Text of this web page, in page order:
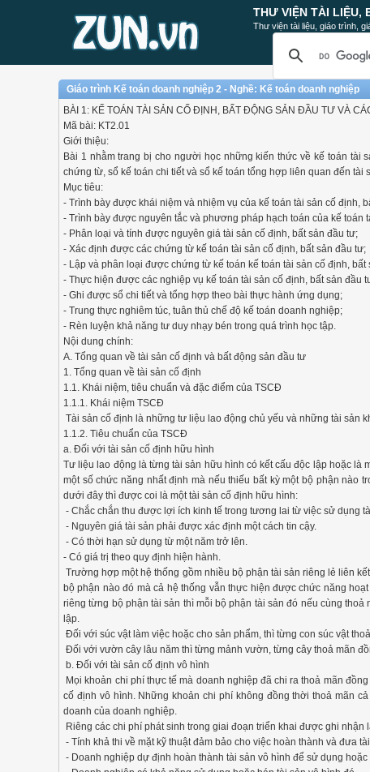
THƯ VIỆN TÀI LIỆU,
Thư viện tài liệu, giáo trình,
Giáo trình Kế toán doanh nghiệp 2 - Nghề: Kế toán doanh nghiệp
BÀI 1: KẾ TOÁN TÀI SẢN CỐ ĐỊNH, BẤT ĐỘNG SẢN ĐẦU TƯ VÀ
Mã bài: KT2.01
Giới thiệu:
Bài 1 nhằm trang bị cho người học những kiến thức về kế toán tài
chứng từ, sổ kế toán chi tiết và sổ kế toán tổng hợp liên quan đến
Mục tiêu:
- Trình bày được khái niệm và nhiệm vụ của kế toán tài sản cố định,
- Trình bày được nguyên tắc và phương pháp hạch toán của kế toán
- Phân loại và tính được nguyên giá tài sản cố định, bất sản đầu tư;
- Xác định được các chứng từ kế toán tài sản cố định, bất sản đầu tư;
- Lập và phân loại được chứng từ kế toán kế toán tài sản cố định, bất
- Thực hiện được các nghiệp vụ kế toán tài sản cố định, bất sản đầu
- Ghi được sổ chi tiết và tổng hợp theo bài thực hành ứng dụng;
- Trung thực nghiêm túc, tuân thủ chế độ kế toán doanh nghiệp;
- Rèn luyện khả năng tư duy nhạy bén trong quá trình học tập.
Nội dung chính:
A. Tổng quan về tài sản cố định và bất động sản đầu tư
1. Tổng quan về tài sản cố định
1.1. Khái niệm, tiêu chuẩn và đặc điểm của TSCĐ
1.1.1. Khái niệm TSCĐ
Tài sản cố định là những tư liệu lao động chủ yếu và những tài sản
1.1.2. Tiêu chuẩn của TSCĐ
a. Đối với tài sản cố định hữu hình
Tư liệu lao động là từng tài sản hữu hình có kết cấu độc lập hoặc là
một số chức năng nhất định mà nếu thiếu bất kỳ một bộ phận nào
dưới đây thì được coi là một tài sản cố định hữu hình:
- Chắc chắn thu được lợi ích kinh tế trong tương lai từ việc sử dụng
- Nguyên giá tài sản phải được xác định một cách tin cậy.
- Có thời hạn sử dụng từ một năm trở lên.
- Có giá trị theo quy định hiện hành.
Trường hợp một hệ thống gồm nhiều bộ phận tài sản riêng lẻ liên
bộ phận nào đó mà cả hệ thống vẫn thực hiện được chức năng
riêng từng bộ phận tài sản thì mỗi bộ phận tài sản đó nếu cùng
lập.
Đối với súc vật làm việc hoặc cho sản phẩm, thì từng con súc vật
Đối với vườn cây lâu năm thì từng mảnh vườn, từng cây thoả mãn
b. Đối với tài sản cố định vô hình
Mọi khoản chi phí thực tế mà doanh nghiệp đã chi ra thoả mãn
cố định vô hình. Những khoản chi phí không đồng thời thoả mãn
doanh của doanh nghiệp.
Riêng các chi phí phát sinh trong giai đoạn triển khai được ghi
- Tính khả thi về mặt kỹ thuật đảm bảo cho việc hoàn thành và đưa
- Doanh nghiệp dự định hoàn thành tài sản vô hình để sử dụng hoặc